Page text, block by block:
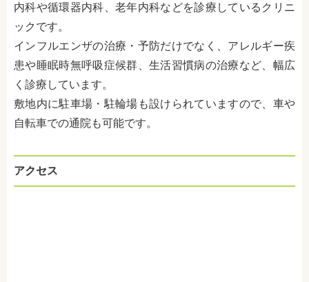
内科や循環器内科、老年内科などを診療しているクリニ
ックです。
インフルエンザの治療・予防だけでなく、アレルギー疾
患や睡眠時無呼吸症候群、生活習慣病の治療など、幅広
く診療しています。
敷地内に駐車場・駐輪場も設けられていますので、車や
自転車での通院も可能です。
アクセス